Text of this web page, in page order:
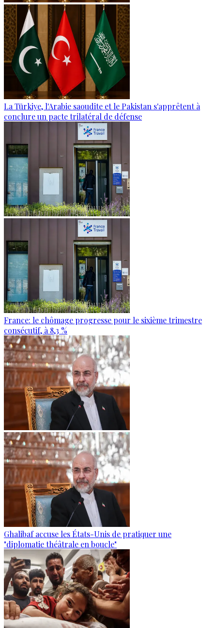
La Türkiye, l'Arabie saoudite et le Pakistan s'apprêtent à
conclure un pacte trilatéral de défense
France: le chômage progresse pour le sixième trimestre
consécutif, à 8,3 %
Ghalibaf accuse les États-Unis de pratiquer une
"diplomatie théâtrale en boucle"